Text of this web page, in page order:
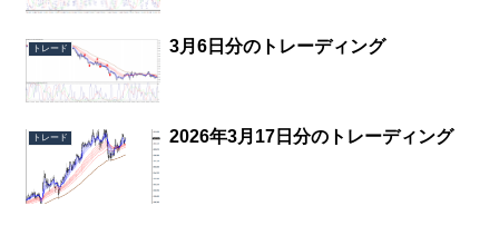
トレード 3月6日分のトレーディング
トレード 2026年3月17日分のトレーディング